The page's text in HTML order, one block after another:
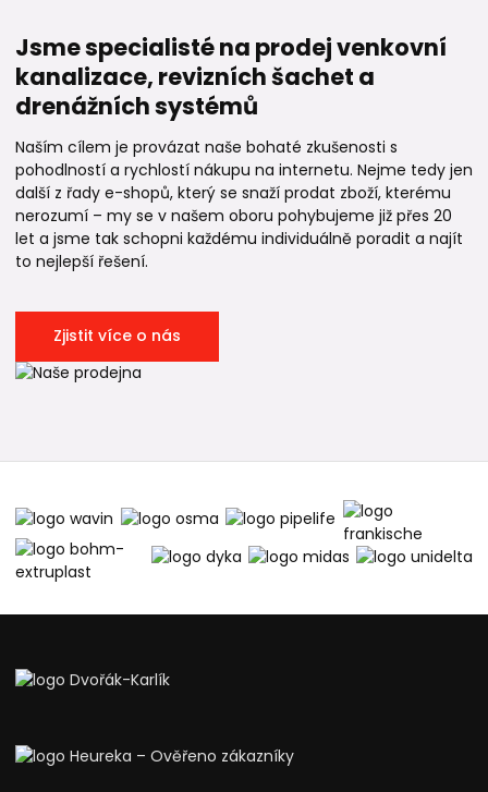
Jsme specialisté na prodej venkovní
kanalizace, revizních šachet a
drenážních systémů
Naším cílem je provázat naše bohaté zkušenosti s
pohodlností a rychlostí nákupu na internetu. Nejme tedy jen
další z řady e-shopů, který se snaží prodat zboží, kterému
nerozumí – my se v našem oboru pohybujeme již přes 20
let a jsme tak schopni každému individuálně poradit a najít
to nejlepší řešení.
Zjistit více o nás